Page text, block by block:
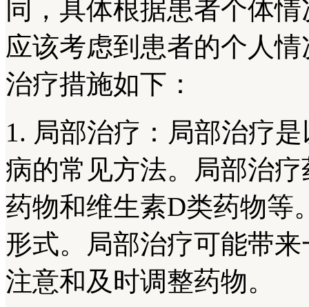
同，具体根据患者个体
应该考虑到患者的个人
治疗措施如下：
1. 局部治疗：局部治疗
病的常见方法。局部治
药物和维生素D类药物等
形式。局部治疗可能带
注意和及时调整药物。